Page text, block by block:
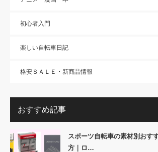
初心者入門
楽しい自転車日記
格安ＳＡＬＥ・新商品情報
おすすめ記事
スポーツ自転車の素材別おす
方｜ロ…